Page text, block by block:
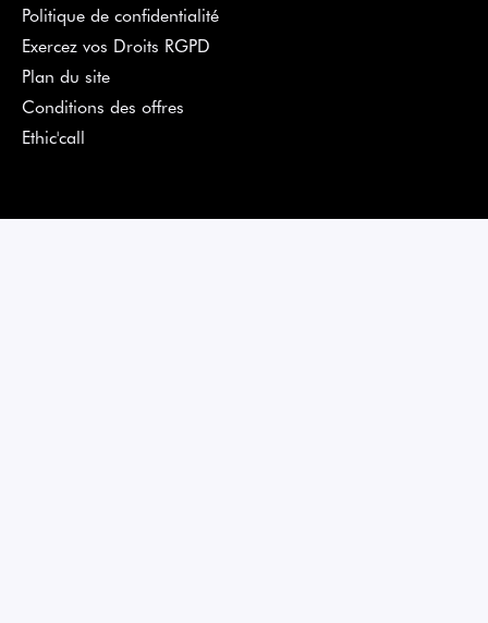
Politique de confidentialité
Exercez vos Droits RGPD
Plan du site
Conditions des offres
Ethic'call